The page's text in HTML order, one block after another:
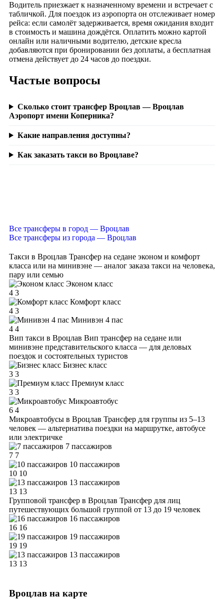
Водитель приезжает к назначенному времени и встречает с
табличкой. Для поездок из аэропорта он отслеживает номер
рейса: если самолёт задерживается, время ожидания входит
в стоимость и машина дождётся. Оплатить можно картой
онлайн или наличными водителю, детские кресла
добавляются при бронировании без доплаты, а бесплатная
отмена действует до 24 часов до поездки.
Частые вопросы
Сколько стоит трансфер Вроцлав — Вроцлав
Аэропорт имени Коперника?
Какие направления доступны?
Как заказать такси во Вроцлаве?
Все трансферы в город — Вроцлав
Все трансферы из города — Вроцлав
Такси в Вроцлав Трансфер на седане эконом и комфорт
класса или на минивэне — аналог заказа такси на человека,
пару или семью
Эконом класс
4 3
Комфорт класс
4 3
Минивэн 4 пас
4 4
Вип такси в Вроцлав Вип трансфер на седане или
минивэне представительского класса — для деловых
поездок и состоятельных туристов
Бизнес класс
3 3
Премиум класс
3 3
Микроавтобус
6 4
Микроавтобусы в Вроцлав Трансфер для группы из 5–13
человек — альтернатива поездки на маршрутке, автобусе
или электричке
7 пассажиров
7 7
10 пассажиров
10 10
13 пассажиров
13 13
Групповой трансфер в Вроцлав Трансфер для лиц
путешествующих большой группой от 13 до 19 человек
16 пассажиров
16 16
19 пассажиров
19 19
13 пассажиров
13 13
Вроцлав на карте